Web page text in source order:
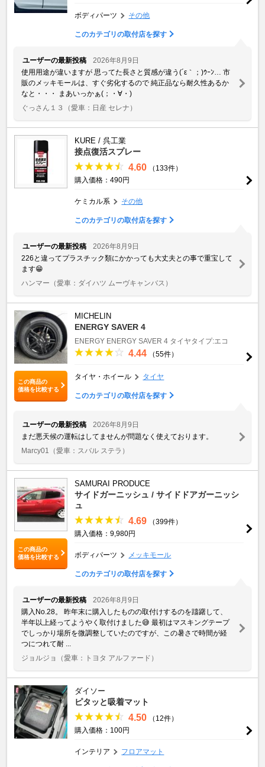
ボディパーツ その他
このカテゴリの取付店を探す
ユーザーの最新投稿
2026年8月9日
使用用途が違いますが 思ってた長さと質感が違う(´ε｀；)ｳｰﾝ… 市
販のメッキモールは、すぐ劣化するので 純正品なら耐久性あるか
なと・・・ まあいっかぁ(；・∀・)
ぐっさん１３
（愛車：日産 セレナ）
KURE / 呉工業
接点復活スプレー
4.60
（133件）
購入価格：490円
ケミカル系 その他
このカテゴリの取付店を探す
ユーザーの最新投稿
2026年8月9日
226と違ってプラスチック類にかかっても大丈夫との事で重宝して
ます😁
ハンマー （愛車：ダイハツ ムーヴキャンバス）
この商品の
価格を比較する
MICHELIN
ENERGY SAVER 4
ENERGY ENERGY SAVER 4 タイヤタイプ:エコ
4.44 （55件）
タイヤ・ホイール タイヤ
このカテゴリの取付店を探す
ユーザーの最新投稿
2026年8月9日
まだ悪天候の運転はしてませんが問題なく使えております。
Marcy01
（愛車：スバル ステラ）
この商品の
価格を比較する
SAMURAI PRODUCE
サイドガーニッシュ / サイドドアガーニッシ
ュ
4.69
（399件）
購入価格：9,980円
ボディパーツ メッキモール
このカテゴリの取付店を探す
ユーザーの最新投稿
2026年8月9日
購入No.28。 昨年末に購入したものの取付けするのを躊躇して、
半年以上経ってようやく取付けました😅 最初はマスキングテープ
でしっかり場所を微調整していたのですが、この暑さで時間が経
つにつれて耐 ...
ジョルジョ
（愛車：トヨタ アルファード）
ダイソー
ピタッと吸着マット
4.50
（12件）
購入価格：100円
インテリア フロアマット